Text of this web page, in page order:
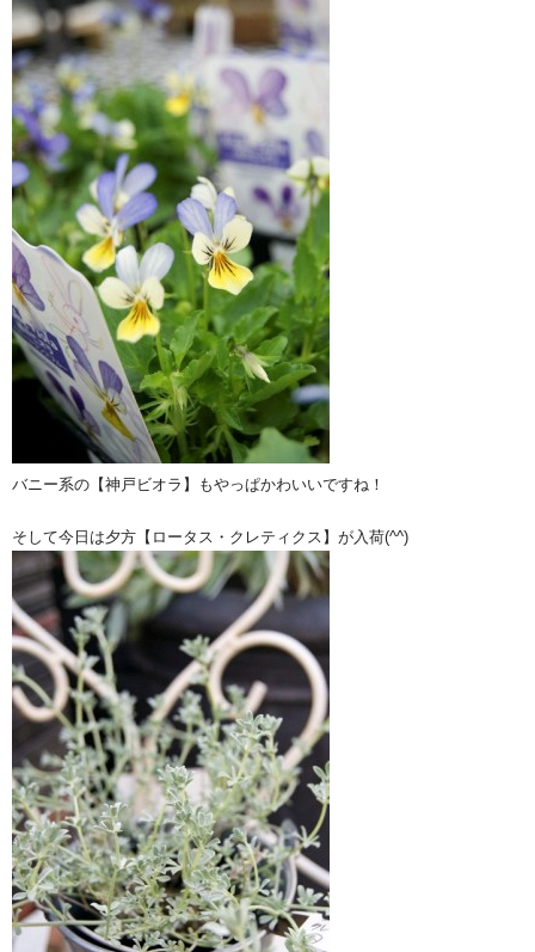
バニー系の【神戸ビオラ】もやっぱかわいいですね！
そして今日は夕方【ロータス・クレティクス】が入荷(^^)